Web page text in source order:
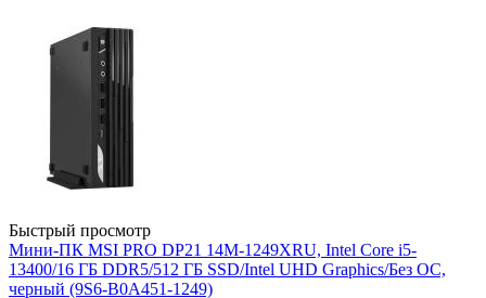
Быстрый просмотр
Мини-ПК MSI PRO DP21 14M-1249XRU, Intel Core i5-
13400/16 ГБ DDR5/512 ГБ SSD/Intel UHD Graphics/Без ОС,
черный (9S6-B0A451-1249)